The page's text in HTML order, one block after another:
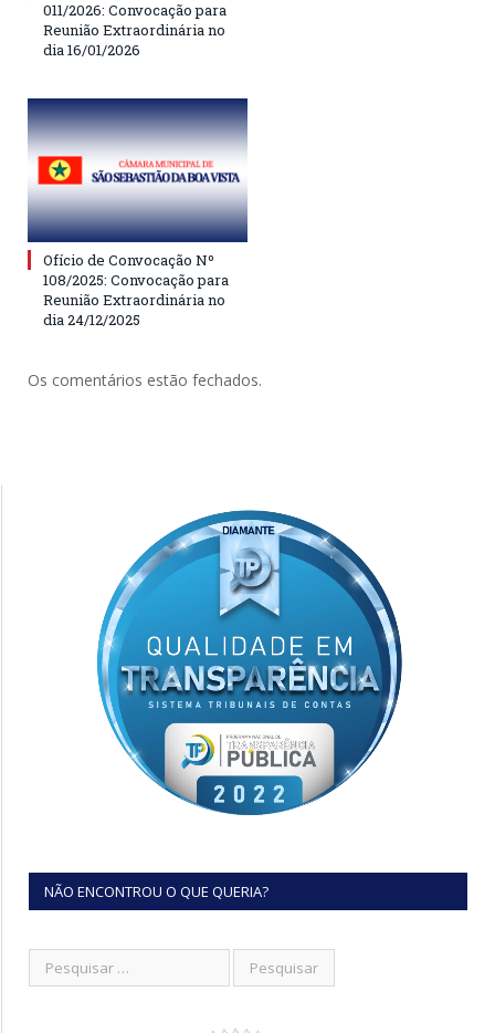
011/2026: Convocação para
Reunião Extraordinária no
dia 16/01/2026
Ofício de Convocação Nº
108/2025: Convocação para
Reunião Extraordinária no
dia 24/12/2025
Os comentários estão fechados.
NÃO ENCONTROU O QUE QUERIA?